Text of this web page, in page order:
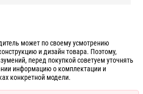
может по своему усмотрению
и дизайн товара. Поэтому,
перед покупкой советуем уточнять
информацию о комплектации и
конкретной модели.